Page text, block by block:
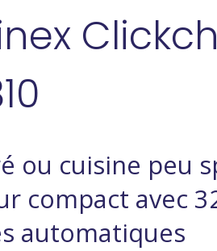
ou cuisine peu
compact avec
automatiques